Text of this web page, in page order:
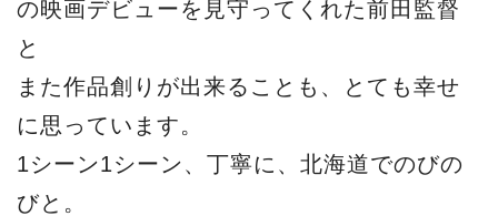
の映画デビューを見守ってくれた前田監督
と
また作品創りが出来ることも、とても幸せ
に思っています。
1シーン1シーン、丁寧に、北海道でのびの
びと。